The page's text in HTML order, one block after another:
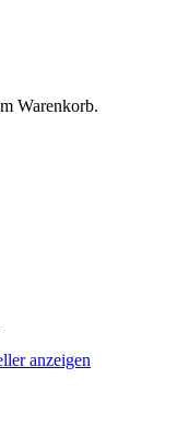
Warenkorb.
anzeigen